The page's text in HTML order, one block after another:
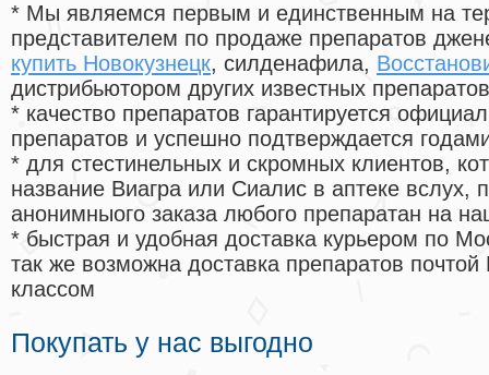
* Мы являемся первым и единственным на
представителем по продаже препаратов
купить Новокузнецк, силденафила,
дистрибьютором других известных препаратов
* качество препаратов гарантируется
препаратов и успешно подтверждается
* для стестинельных и скромных клиентов,
название Виагра или Сиалис в аптеке вслух,
анонимныого заказа любого препаратан на
* быстрая и удобная доставка курьером по
так же возможна доставка препаратов
классом
Покупать у нас выгодно